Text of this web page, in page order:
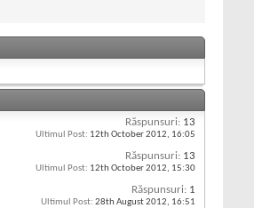
Răspunsuri: 13
Ultimul Post: 12th October 2012, 16:05
Răspunsuri: 13
Ultimul Post: 12th October 2012, 15:30
Răspunsuri: 1
Ultimul Post: 28th August 2012, 16:51